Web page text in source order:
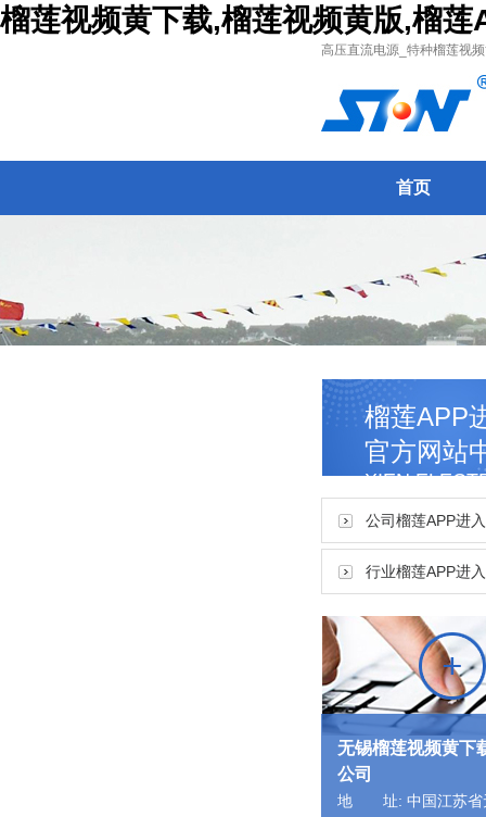
榴莲视频黄下载,榴莲视频黄版,榴
高压直流电源_特种榴莲视频
首页
榴莲APP
官方网站
XIEN
公司榴莲APP进
行业榴莲APP进
无锡榴莲视频黄下
公司
地 址: 中国江苏省